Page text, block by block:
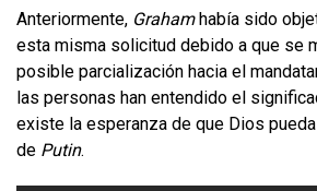
Anteriormente, Grahamhabía sido
esta misma solicitud debido a que se
posible parcialización hacia el
las personas han entendido el
existe la esperanza de que Dios
de Putin.